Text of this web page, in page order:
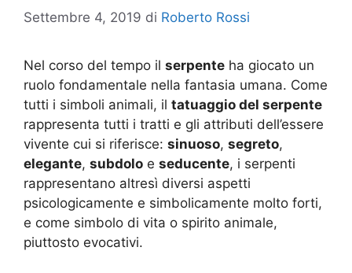
Settembre 4, 2019 di Roberto Rossi
Nel corso del tempo il serpente ha giocato un
ruolo fondamentale nella fantasia umana. Come
tutti i simboli animali, il tatuaggio del serpente
rappresenta tutti i tratti e gli attributi dell’essere
vivente cui si riferisce: sinuoso, segreto,
elegante, subdolo e seducente, i serpenti
rappresentano altresì diversi aspetti
psicologicamente e simbolicamente molto forti,
e come simbolo di vita o spirito animale,
piuttosto evocativi.